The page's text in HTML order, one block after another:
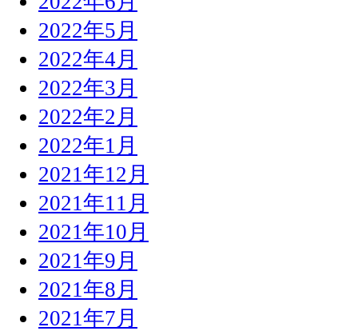
2022年5月
2022年4月
2022年3月
2022年2月
2022年1月
2021年12月
2021年11月
2021年10月
2021年9月
2021年8月
2021年7月